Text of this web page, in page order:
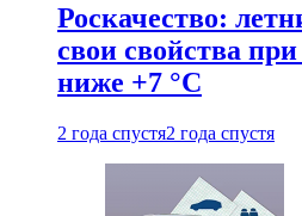
Роскачество:
свои свойства
ниже +7 °C
2 года спустя2 года спустя